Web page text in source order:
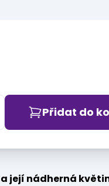
Přidat do
její nádherná